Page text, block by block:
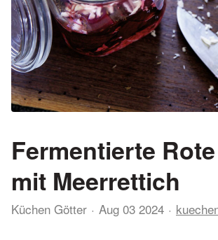
Fermentierte
mit Meerrettich
Küchen Götter Aug 03 2024